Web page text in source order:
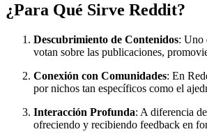
¿Para Qué Sirve Reddit?
Descubrimiento de Contenidos: Uno
votan sobre las publicaciones,
Conexión con Comunidades: En
por nichos tan específicos como el
Interacción Profunda: A diferencia
ofreciendo y recibiendo feedback en